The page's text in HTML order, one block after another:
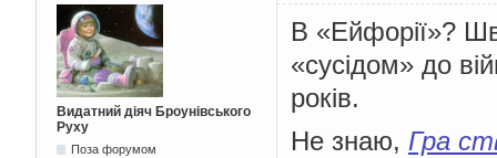
Видатний діяч Броунівського
Руху
Поза форумом
В «Ейфорії»?
«сусідом» до
років.
Не знаю, Гра